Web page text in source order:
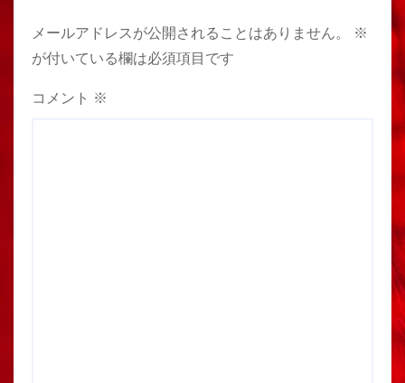
メールアドレスが公開されることはありません。
※
が付いている欄は必須項目です
コメント ※